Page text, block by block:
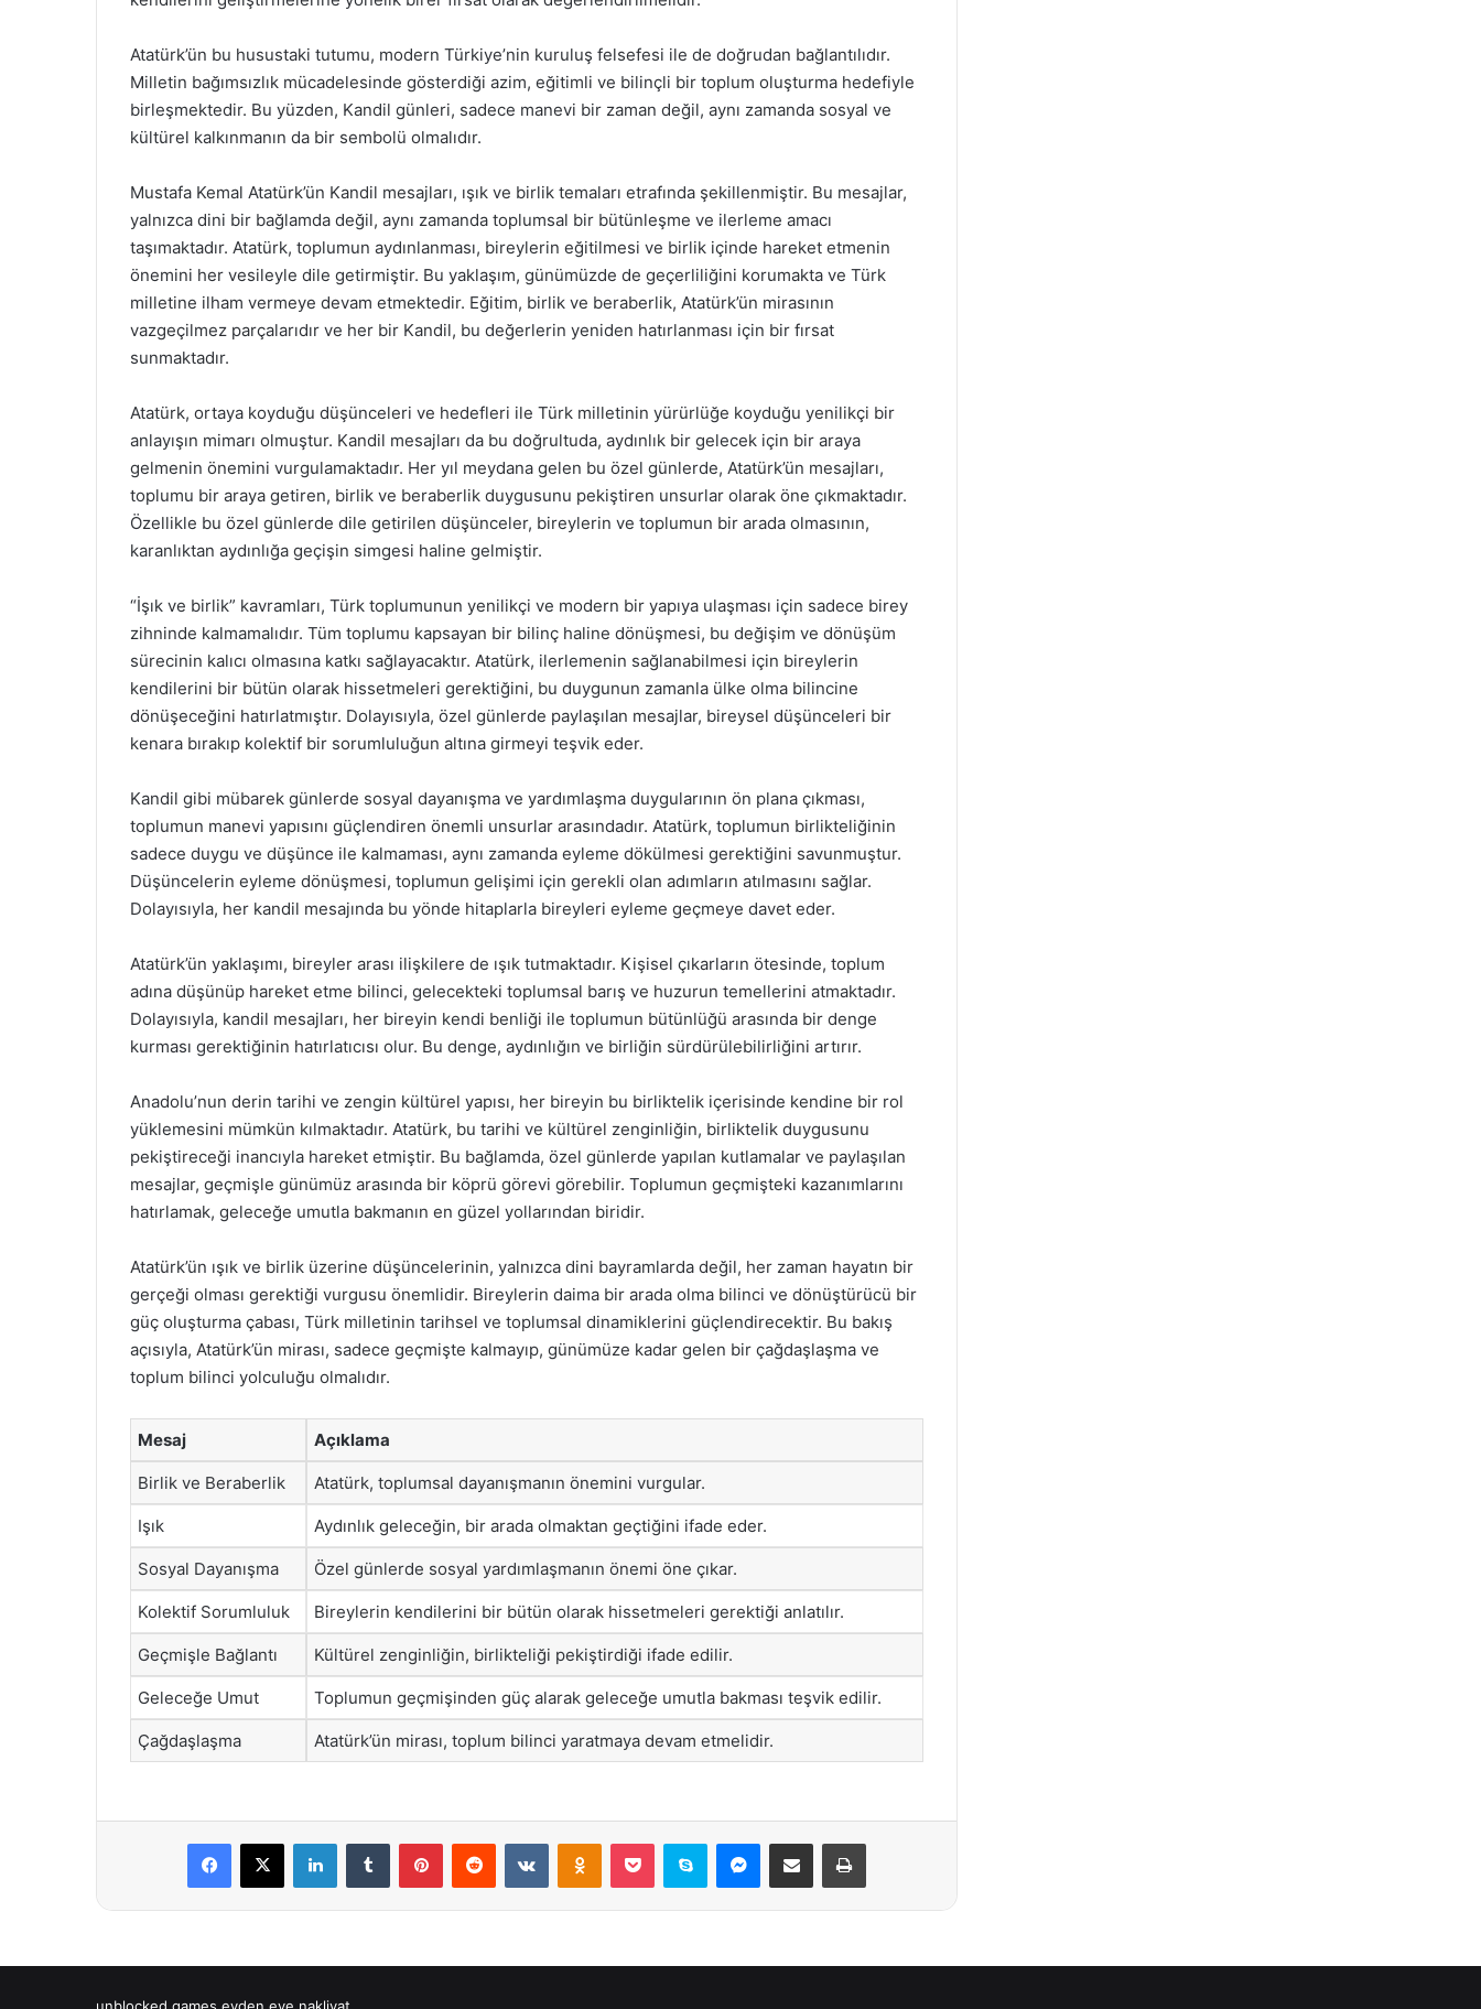
Atatürk’ün bu husustaki tutumu, modern Türkiye’nin kuruluş felsefesi ile de doğrudan bağlantılıdır.
Milletin bağımsızlık mücadelesinde gösterdiği azim, eğitimli ve bilinçli bir toplum oluşturma hedefiyle
birleşmektedir. Bu yüzden, Kandil günleri, sadece manevi bir zaman değil, aynı zamanda sosyal ve
kültürel kalkınmanın da bir sembolü olmalıdır.
Mustafa Kemal Atatürk’ün Kandil mesajları, ışık ve birlik temaları etrafında şekillenmiştir. Bu mesajlar,
yalnızca dini bir bağlamda değil, aynı zamanda toplumsal bir bütünleşme ve ilerleme amacı
taşımaktadır. Atatürk, toplumun aydınlanması, bireylerin eğitilmesi ve birlik içinde hareket etmenin
önemini her vesileyle dile getirmiştir. Bu yaklaşım, günümüzde de geçerliliğini korumakta ve Türk
milletine ilham vermeye devam etmektedir. Eğitim, birlik ve beraberlik, Atatürk’ün mirasının
vazgeçilmez parçalarıdır ve her bir Kandil, bu değerlerin yeniden hatırlanması için bir fırsat
sunmaktadır.
Atatürk, ortaya koyduğu düşünceleri ve hedefleri ile Türk milletinin yürürlüğe koyduğu yenilikçi bir
anlayışın mimarı olmuştur. Kandil mesajları da bu doğrultuda, aydınlık bir gelecek için bir araya
gelmenin önemini vurgulamaktadır. Her yıl meydana gelen bu özel günlerde, Atatürk’ün mesajları,
toplumu bir araya getiren, birlik ve beraberlik duygusunu pekiştiren unsurlar olarak öne çıkmaktadır.
Özellikle bu özel günlerde dile getirilen düşünceler, bireylerin ve toplumun bir arada olmasının,
karanlıktan aydınlığa geçişin simgesi haline gelmiştir.
“İşık ve birlik” kavramları, Türk toplumunun yenilikçi ve modern bir yapıya ulaşması için sadece birey
zihninde kalmamalıdır. Tüm toplumu kapsayan bir bilinç haline dönüşmesi, bu değişim ve dönüşüm
sürecinin kalıcı olmasına katkı sağlayacaktır. Atatürk, ilerlemenin sağlanabilmesi için bireylerin
kendilerini bir bütün olarak hissetmeleri gerektiğini, bu duygunun zamanla ülke olma bilincine
dönüşeceğini hatırlatmıştır. Dolayısıyla, özel günlerde paylaşılan mesajlar, bireysel düşünceleri bir
kenara bırakıp kolektif bir sorumluluğun altına girmeyi teşvik eder.
Kandil gibi mübarek günlerde sosyal dayanışma ve yardımlaşma duygularının ön plana çıkması,
toplumun manevi yapısını güçlendiren önemli unsurlar arasındadır. Atatürk, toplumun birlikteliğinin
sadece duygu ve düşünce ile kalmaması, aynı zamanda eyleme dökülmesi gerektiğini savunmuştur.
Düşüncelerin eyleme dönüşmesi, toplumun gelişimi için gerekli olan adımların atılmasını sağlar.
Dolayısıyla, her kandil mesajında bu yönde hitaplarla bireyleri eyleme geçmeye davet eder.
Atatürk’ün yaklaşımı, bireyler arası ilişkilere de ışık tutmaktadır. Kişisel çıkarların ötesinde, toplum
adına düşünüp hareket etme bilinci, gelecekteki toplumsal barış ve huzurun temellerini atmaktadır.
Dolayısıyla, kandil mesajları, her bireyin kendi benliği ile toplumun bütünlüğü arasında bir denge
kurması gerektiğinin hatırlatıcısı olur. Bu denge, aydınlığın ve birliğin sürdürülebilirliğini artırır.
Anadolu’nun derin tarihi ve zengin kültürel yapısı, her bireyin bu birliktelik içerisinde kendine bir rol
yüklemesini mümkün kılmaktadır. Atatürk, bu tarihi ve kültürel zenginliğin, birliktelik duygusunu
pekiştireceği inancıyla hareket etmiştir. Bu bağlamda, özel günlerde yapılan kutlamalar ve paylaşılan
mesajlar, geçmişle günümüz arasında bir köprü görevi görebilir. Toplumun geçmişteki kazanımlarını
hatırlamak, geleceğe umutla bakmanın en güzel yollarından biridir.
Atatürk’ün ışık ve birlik üzerine düşüncelerinin, yalnızca dini bayramlarda değil, her zaman hayatın bir
gerçeği olması gerektiği vurgusu önemlidir. Bireylerin daima bir arada olma bilinci ve dönüştürücü bir
güç oluşturma çabası, Türk milletinin tarihsel ve toplumsal dinamiklerini güçlendirecektir. Bu bakış
açısıyla, Atatürk’ün mirası, sadece geçmişte kalmayıp, günümüze kadar gelen bir çağdaşlaşma ve
toplum bilinci yolculuğu olmalıdır.
Mesaj Açıklama
Birlik ve Beraberlik Atatürk, toplumsal dayanışmanın önemini vurgular.
Işık Aydınlık geleceğin, bir arada olmaktan geçtiğini ifade eder.
Sosyal Dayanışma Özel günlerde sosyal yardımlaşmanın önemi öne çıkar.
Kolektif Sorumluluk Bireylerin kendilerini bir bütün olarak hissetmeleri gerektiği anlatılır.
Geçmişle Bağlantı Kültürel zenginliğin, birlikteliği pekiştirdiği ifade edilir.
Geleceğe Umut Toplumun geçmişinden güç alarak geleceğe umutla bakması teşvik edilir.
Çağdaşlaşma Atatürk’ün mirası, toplum bilinci yaratmaya devam etmelidir.
Facebook
X LinkedInTumblr PinterestReddit VKontakteOdnoklassniki
Pocket Skype Messenger
E-Posta ile paylaş Yazdır
unblocked games evden eve nakliyat